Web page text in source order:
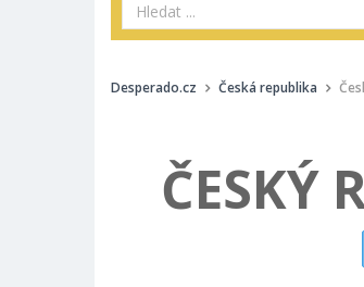
Desperado.cz Česká republika
ČESKÝ